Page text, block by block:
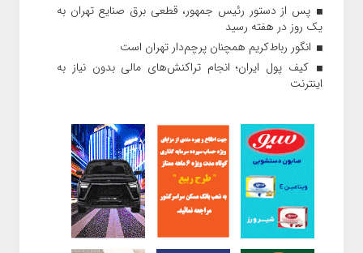
پس از دستور رئیس‌ جمهور، قطعی برق صنایع تهران به
یک روز در هفته رسید
انگور رباط‌کریم همچنان پرچم‌دار تهران است
کیف پول ایران؛ انجام تراکنش‌های مالی بدون نیاز به
اینترنت